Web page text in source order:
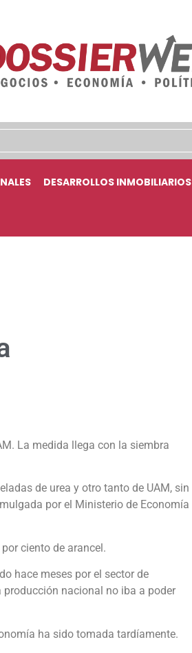
DESARROLLOS INMOBILIARIOS
La medida llega con la siembra
de urea y otro tanto de UAM, sin
por el Ministerio de Economía
ciento de arancel.
hace meses por el sector de
nacional no iba a poder
ha sido tomada tardíamente.